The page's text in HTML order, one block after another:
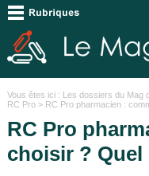
Vous êtes ici : Les dossiers du Mag
RC Pro> RC Pro pharmacien :
RC Pro
choisir ? Quel